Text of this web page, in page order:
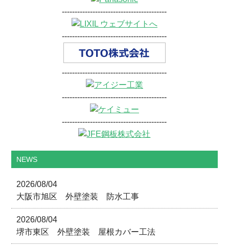
-----------------------------------------
-----------------------------------------
-----------------------------------------
-----------------------------------------
-----------------------------------------
NEWS
2026/08/04
大阪市旭区 外壁塗装 防水工事
2026/08/04
堺市東区 外壁塗装 屋根カバー工法